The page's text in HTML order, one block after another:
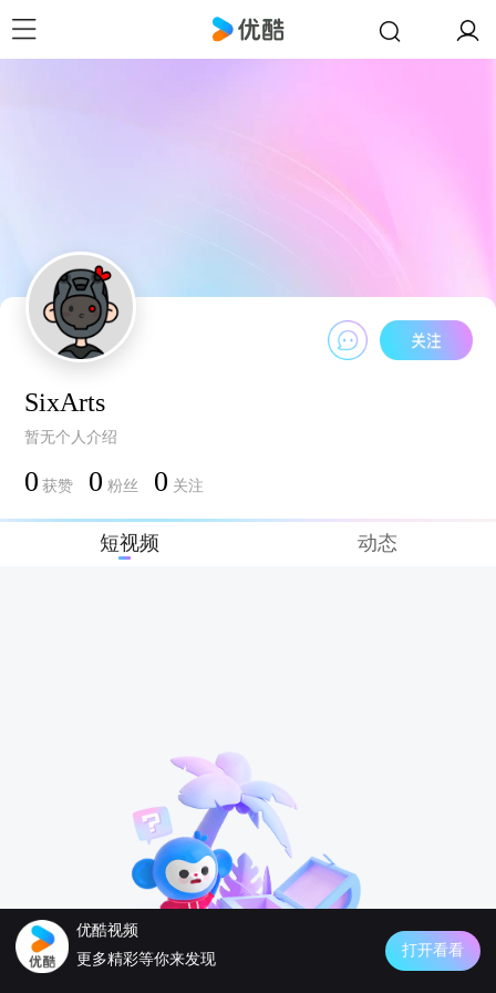
SixArts
暂无个人介绍
0 获赞 0 粉丝 0 关注
短视频 动态
优酷视频
更多精彩等你来发现
打开看看